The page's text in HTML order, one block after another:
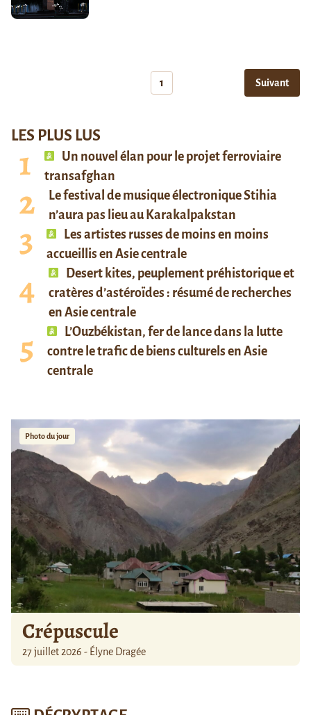
1 Suivant
LES PLUS LUS
Un nouvel élan pour le projet ferroviaire
transafghan
Le festival de musique électronique Stihia
n’aura pas lieu au Karakalpakstan
Les artistes russes de moins en moins
accueillis en Asie centrale
Desert kites, peuplement préhistorique et
cratères d’astéroïdes : résumé de recherches
en Asie centrale
L’Ouzbékistan, fer de lance dans la lutte
contre le trafic de biens culturels en Asie
centrale
Photo du jour
Crépuscule
27 juillet 2026 - Élyne Dragée